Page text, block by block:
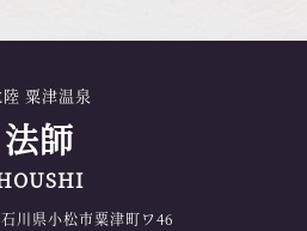
陸 粟津温泉
法師
川県小松市粟津町ワ46